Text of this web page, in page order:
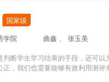
国家级
学院
曲鑫 、 张玉美
判断学生学习结果的手段，还可
正，我们也需要能够有效利用测